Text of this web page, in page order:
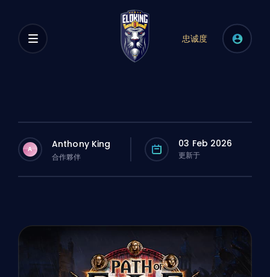
忠诚度
A Anthony King
合作夥伴
03 Feb 2026
更新于